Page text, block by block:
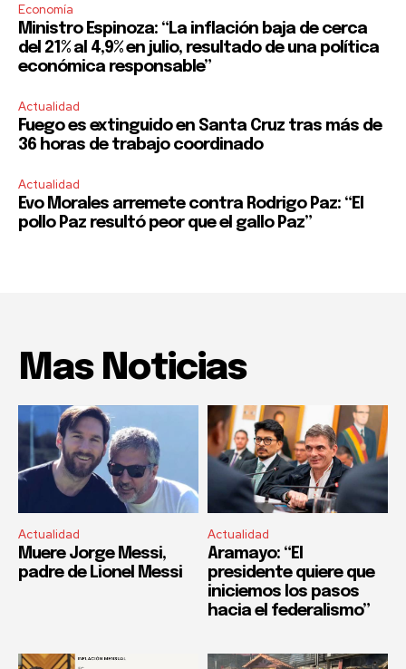
Economía
Ministro Espinoza: “La inflación baja de cerca
del 21% al 4,9% en julio, resultado de una política
económica responsable”
Actualidad
Fuego es extinguido en Santa Cruz tras más de
36 horas de trabajo coordinado
Actualidad
Evo Morales arremete contra Rodrigo Paz: “El
pollo Paz resultó peor que el gallo Paz”
Mas Noticias
Actualidad
Muere Jorge Messi,
padre de Lionel Messi
Actualidad
Aramayo: “El
presidente quiere que
iniciemos los pasos
hacia el federalismo”